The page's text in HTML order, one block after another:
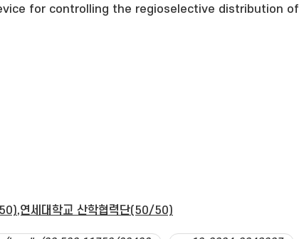
for controlling the regioselective distribution of
연세대학교 산학협력단(50/50)